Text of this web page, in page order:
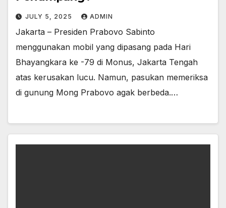
JULY 5, 2025 ADMIN
Jakarta – Presiden Prabovo Sabinto
menggunakan mobil yang dipasang pada Hari
Bhayangkara ke -79 di Monus, Jakarta Tengah
atas kerusakan lucu. Namun, pasukan memeriksa
di gunung Mong Prabovo agak berbeda.…